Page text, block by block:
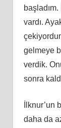
vardı.
gelmeye
verdik.
sonra
daha da